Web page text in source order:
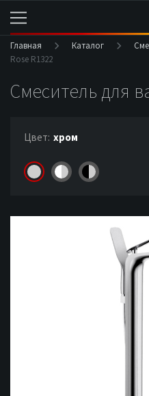
Главная Каталог
Rose R1322
Смеситель для
Цвет: хром